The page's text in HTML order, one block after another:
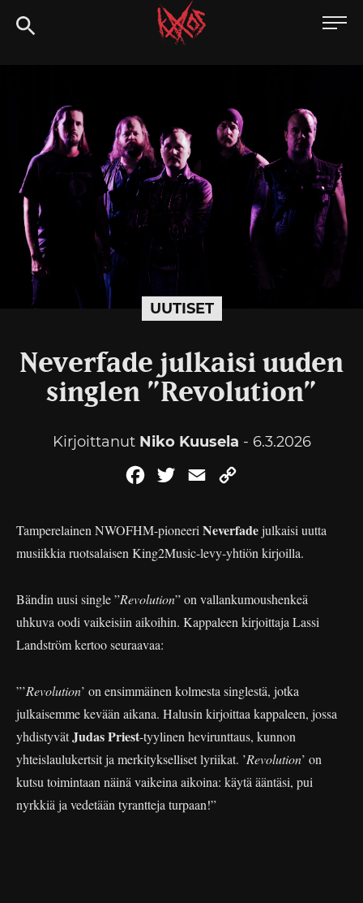
Siirry
suoraan
Kaaoszine
UUTISET
Neverfade julkaisi uuden
singlen ”Revolution”
Kirjoittanut Niko Kuusela - 6.3.2026
FacebookTwitterEmail
Tamperelainen NWOFHM-pioneeri Neverfadejulkaisi uutta
musiikkia ruotsalaisen King2Music-levy-yhtiön kirjoilla.
Bändin uusi single ”Revolution” on vallankumoushenkeä
uhkuva oodi vaikeisiin aikoihin. Kappaleen kirjoittaja Lassi
Landström kertoo seuraavaa:
”’Revolution’ on ensimmäinen kolmesta singlestä, jotka
julkaisemme kevään aikana. Halusin kirjoittaa kappaleen, jossa
yhdistyvätJudas Priest-tyylinen hevirunttaus, kunnon
yhteislaulukertsit ja merkitykselliset lyriikat. ’Revolution’ on
kutsu toimintaan näinä vaikeina aikoina: käytä ääntäsi, pui
nyrkkiä ja vedetään tyrantteja turpaan!”